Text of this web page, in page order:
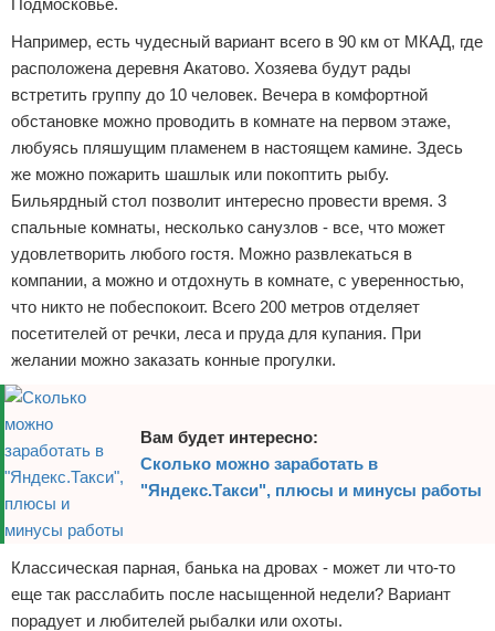
Подмосковье.
Например, есть чудесный вариант всего в 90 км от МКАД, где
расположена деревня Акатово. Хозяева будут рады
встретить группу до 10 человек. Вечера в комфортной
обстановке можно проводить в комнате на первом этаже,
любуясь пляшущим пламенем в настоящем камине. Здесь
же можно пожарить шашлык или покоптить рыбу.
Бильярдный стол позволит интересно провести время. 3
спальные комнаты, несколько санузлов - все, что может
удовлетворить любого гостя. Можно развлекаться в
компании, а можно и отдохнуть в комнате, с уверенностью,
что никто не побеспокоит. Всего 200 метров отделяет
посетителей от речки, леса и пруда для купания. При
желании можно заказать конные прогулки.
Вам будет интересно:
Сколько можно заработать в
"Яндекс.Такси", плюсы и минусы работы
Классическая парная, банька на дровах - может ли что-то
еще так расслабить после насыщенной недели? Вариант
порадует и любителей рыбалки или охоты.